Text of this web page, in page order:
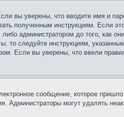
вы уверены, что вводите имя и
полученным инструкциям. Если
администратором до того, как
то следуйте инструкциям,
Если вы уверены, что ввели
сообщение, которое
Администраторы могут удалять